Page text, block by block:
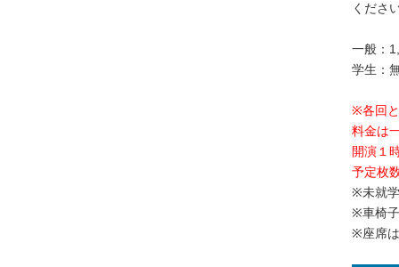
ください
一般：
学生：
※各回と
料金は
開演１
予定枚
※未就学
※車椅子
※座席は